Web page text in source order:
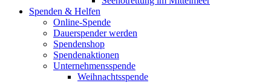
Spenden & Helfen
Online-Spende
Dauerspender werden
Spendenshop
Spendenaktionen
Unternehmens­spende
Weihnachtsspende